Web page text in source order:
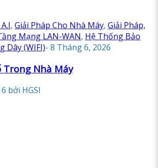
, Giải Pháp Cho Nhà Máy, Giải Pháp,
Mạng LAN-WAN, Hệ Thống Bảo
Dây (WIFI)- 8 Tháng 6, 2026
Trong Nhà Máy
bởi HGSI